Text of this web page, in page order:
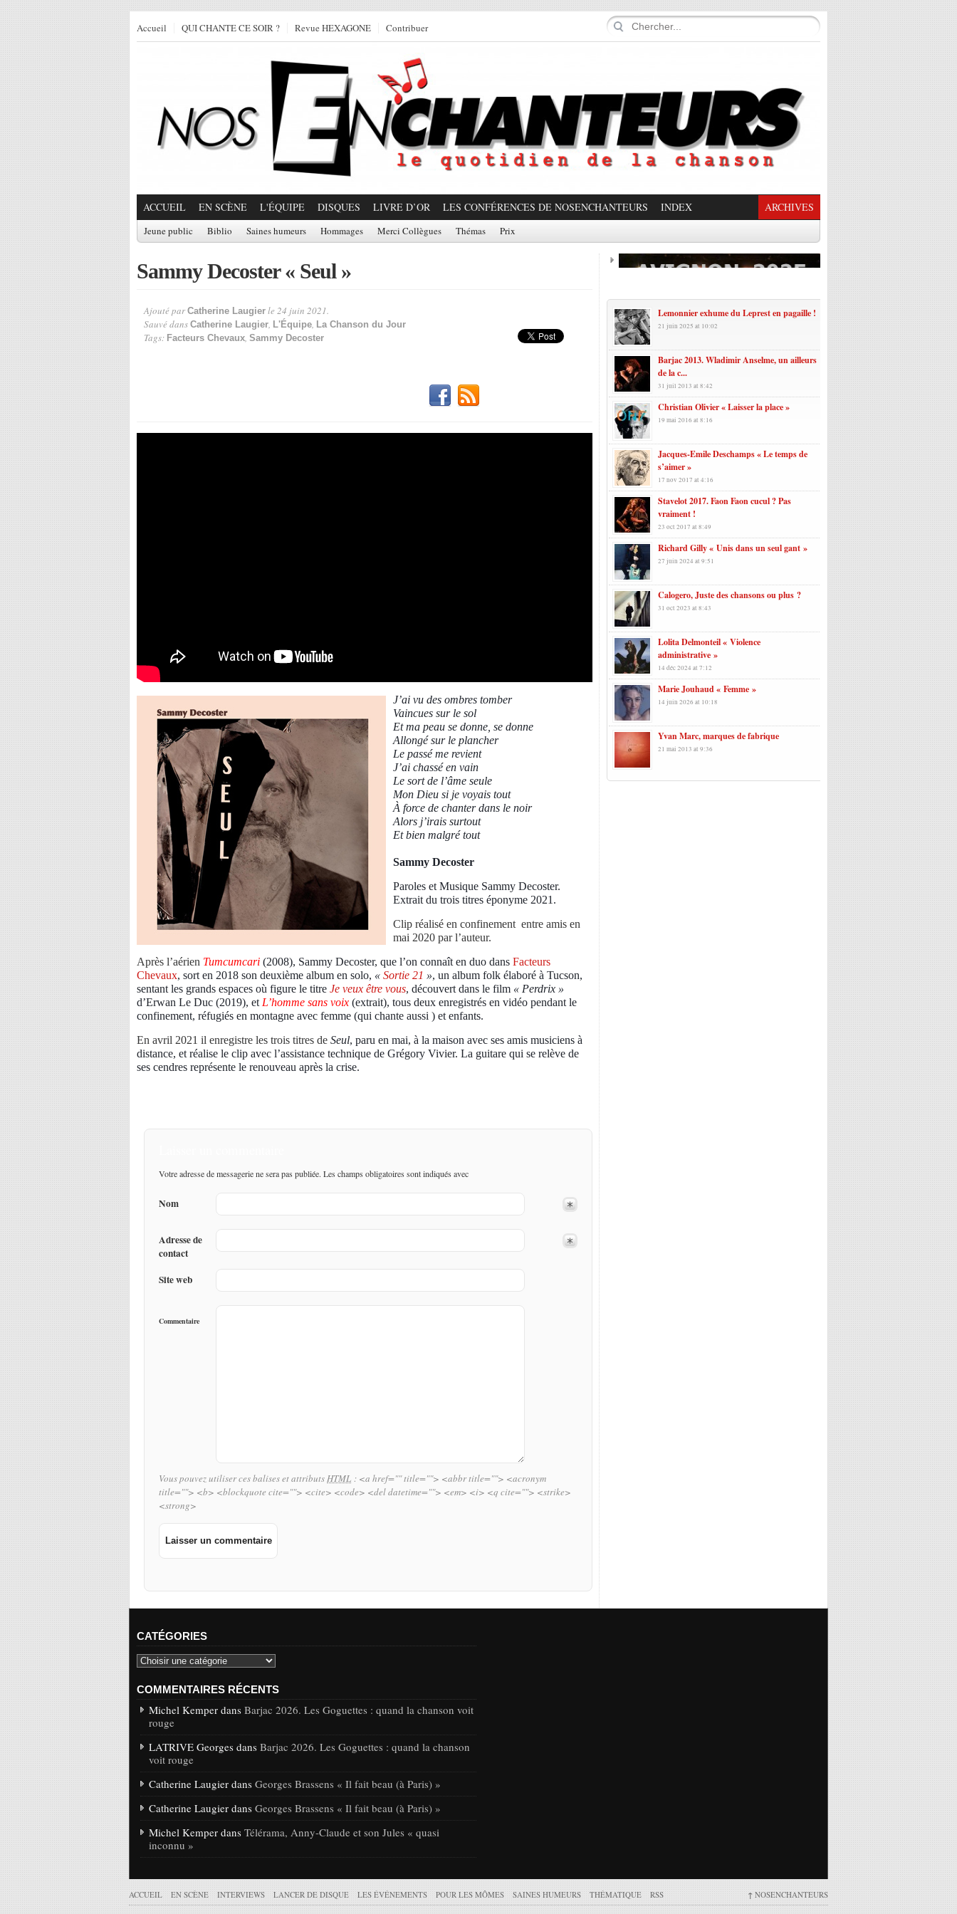
Accueil QUI CHANTE CE SOIR ? Revue HEXAGONE Contribuer
ACCUEIL EN SCÈNE L'ÉQUIPE DISQUES LIVRE D’OR LES CONFÉRENCES DE NOSENCHANTEURS INDEX ARCHIVES
Jeune public Biblio Saines humeurs Hommages Merci Collègues Thémas Prix
Sammy Decoster « Seul »
Ajouté par Catherine Laugier le 24 juin 2021.
Sauvé dans Catherine Laugier, L'Équipe, La Chanson du Jour
Tags: Facteurs Chevaux, Sammy Decoster
J’ai vu des ombres tomber
Vaincues sur le sol
Et ma peau se donne, se donne
Allongé sur le plancher
Le passé me revient
J’ai chassé en vain
Le sort de l’âme seule
Mon Dieu si je voyais tout
À force de chanter dans le noir
Alors j’irais surtout
Et bien malgré tout
Sammy Decoster
Paroles et Musique Sammy Decoster.
Extrait du trois titres éponyme 2021.
Clip réalisé en confinement entre amis en
mai 2020 par l’auteur.
Après l’aérien Tumcumcari (2008), Sammy Decoster, que l’on connaît en duo dans Facteurs
Chevaux, sort en 2018 son deuxième album en solo, « Sortie 21 », un album folk élaboré à Tucson,
sentant les grands espaces où figure le titre Je veux être vous, découvert dans le film « Perdrix »
d’Erwan Le Duc (2019), et L’homme sans voix (extrait), tous deux enregistrés en vidéo pendant le
confinement, réfugiés en montagne avec femme (qui chante aussi ) et enfants.
En avril 2021 il enregistre les trois titres de Seul, paru en mai, à la maison avec ses amis musiciens à
distance, et réalise le clip avec l’assistance technique de Grégory Vivier. La guitare qui se relève de
ses cendres représente le renouveau après la crise.
Votre adresse de messagerie ne sera pas publiée. Les champs obligatoires sont indiqués avec
Nom
Adresse de
contact
Site web
Commentaire
Vous pouvez utiliser ces balises et attributsHTML : <a href="" title=""> <abbr title=""> <acronym
title=""> <b> <blockquote cite=""> <cite> <code> <del datetime=""> <em> <i> <q cite=""> <strike>
<strong>
Lemonnier exhume du Leprest en pagaille !
21 juin 2025 at 10:02
Barjac 2013. Wladimir Anselme, un ailleurs
de la c...
31 juil 2013 at 8:42
Christian Olivier « Laisser la place »
19 mai 2016 at 8:16
Jacques-Emile Deschamps « Le temps de
s’aimer »
17 nov 2017 at 4:16
Stavelot 2017. Faon Faon cucul ? Pas
vraiment !
23 oct 2017 at 8:49
Richard Gilly « Unis dans un seul gant »
27 juin 2024 at 9:51
Calogero, Juste des chansons ou plus ?
31 oct 2023 at 8:43
Lolita Delmonteil « Violence
administrative »
14 déc 2024 at 7:12
Marie Jouhaud « Femme »
14 juin 2026 at 10:18
Yvan Marc, marques de fabrique
21 mai 2013 at 9:36
CATÉGORIES
COMMENTAIRES RÉCENTS
Michel Kemper dans Barjac 2026. Les Goguettes : quand la chanson voit
rouge
LATRIVE Georges dans Barjac 2026. Les Goguettes : quand la chanson
voit rouge
Catherine Laugier dans Georges Brassens « Il fait beau (à Paris) »
Catherine Laugier dans Georges Brassens « Il fait beau (à Paris) »
Michel Kemper dans Télérama, Anny-Claude et son Jules « quasi
inconnu »
ACCUEIL EN SCÈNE INTERVIEWS LANCER DE DISQUE LES ÉVÉNEMENTS POUR LES MÔMES SAINES HUMEURS THÉMATIQUE RSS ↑ NOSENCHANTEURS